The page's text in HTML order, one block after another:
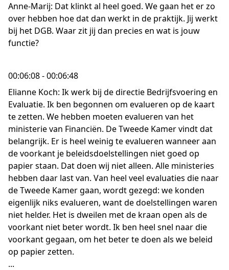
Anne-Marij: Dat klinkt al heel goed. We gaan het er zo
over hebben hoe dat dan werkt in de praktijk. Jij werkt
bij het DGB. Waar zit jij dan precies en wat is jouw
functie?
00:06:08 - 00:06:48
Elianne Koch: Ik werk bij de directie Bedrijfsvoering en
Evaluatie. Ik ben begonnen om evalueren op de kaart
te zetten. We hebben moeten evalueren van het
ministerie van Financiën. De Tweede Kamer vindt dat
belangrijk. Er is heel weinig te evalueren wanneer aan
de voorkant je beleidsdoelstellingen niet goed op
papier staan. Dat doen wij niet alleen. Alle ministeries
hebben daar last van. Van heel veel evaluaties die naar
de Tweede Kamer gaan, wordt gezegd: we konden
eigenlijk niks evalueren, want de doelstellingen waren
niet helder. Het is dweilen met de kraan open als de
voorkant niet beter wordt. Ik ben heel snel naar die
voorkant gegaan, om het beter te doen als we beleid
op papier zetten.
...